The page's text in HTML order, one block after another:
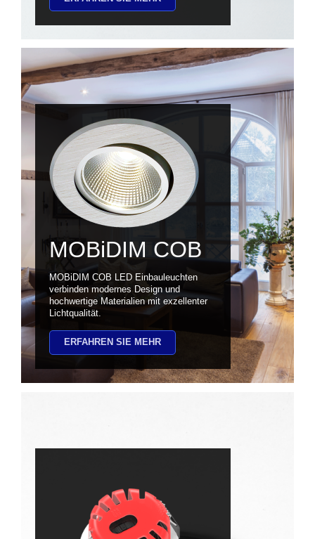
MOBiDIM COB
MOBiDIM COB LED Einbauleuchten
verbinden modernes Design und
hochwertige Materialien mit exzellenter
Lichtqualität.
ERFAHREN SIE MEHR